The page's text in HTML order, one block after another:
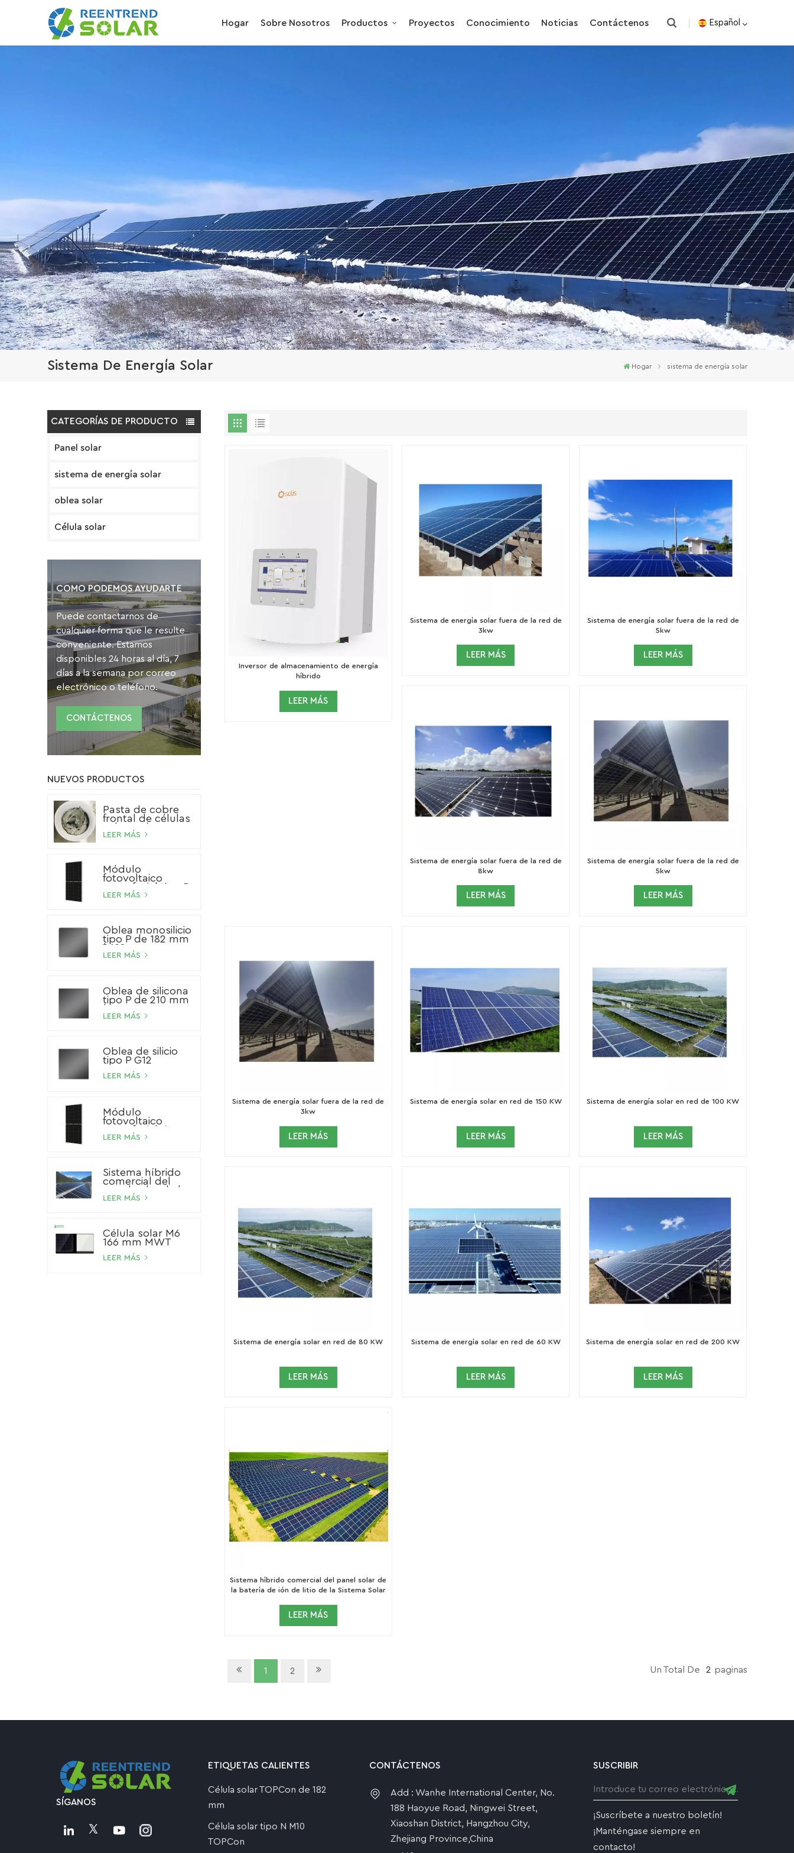
Hogar Sobre Nosotros Productos Proyectos Conocimiento Noticias Contáctenos Español
Sistema De Energía Solar Hogar sistema de energía solar
CATEGORÍAS DE PRODUCTO
Panel solar
sistema de energía solar
oblea solar
Célula solar
COMO PODEMOS AYUDARTE
Puede contactarnos de
cualquier forma que le resulte
conveniente. Estamos
disponibles 24 horas al día, 7
días a la semana por correo
electrónico o teléfono.
CONTÁCTENOS
NUEVOS PRODUCTOS
Pasta de cobre
frontal de células
solares de HJT
LEER MÁS
Módulo
fotovoltaico
monofacial tipo P
de 540 W
LEER MÁS
Oblea monosilicio
tipo P de 182 mm
* 182 mm
LEER MÁS
Oblea de silicona
tipo P de 210 mm
* 210 mm
LEER MÁS
Oblea de silicio
tipo P G12
LEER MÁS
Módulo
fotovoltaico
monofacial tipo P
de 545 W
LEER MÁS
Sistema híbrido
comercial del
panel solar de la
batería de ión de
100kW 200kW
500kW
LEER MÁS
Célula solar M6
166 mm MWT
LEER MÁS
Inversor de almacenamiento de energía
híbrido
LEER MÁS
Sistema de energía solar fuera de la red de
3kw
LEER MÁS
Sistema de energía solar fuera de la red de
5kw
LEER MÁS
Sistema de energía solar fuera de la red de
8kw
LEER MÁS
Sistema de energía solar fuera de la red de
5kw
LEER MÁS
Sistema de energía solar fuera de la red de
3kw
LEER MÁS
Sistema de energía solar en red de 150 KW
LEER MÁS
Sistema de energía solar en red de 100 KW
LEER MÁS
Sistema de energía solar en red de 80 KW
LEER MÁS
Sistema de energía solar en red de 60 KW
LEER MÁS
Sistema de energía solar en red de 200 KW
LEER MÁS
Sistema híbrido comercial del panel solar de
la batería de ión de litio de la Sistema Solar
LEER MÁS
1 2 Un Total De 2 Paginas
SÍGANOS
ETIQUETAS CALIENTES
Célula solar TOPCon de 182
mm
Célula solar tipo N M10
TOPCon
CONTÁCTENOS
Add : Wanhe International Center, No.
188 Haoyue Road, Ningwei Street,
Xiaoshan District, Hangzhou City,
Zhejiang Province,China
SUSCRIBIR
¡Suscríbete a nuestro boletín!
¡Manténgase siempre en
contacto!